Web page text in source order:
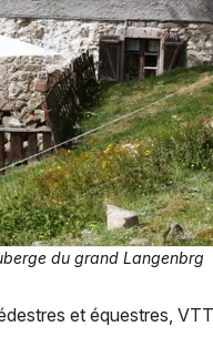
Newsletter
Artistes en
Actus dans le
Magazine
Actus
du grand Langenbrg
et équestres,